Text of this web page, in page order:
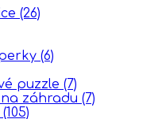
(26)
(6)
puzzle (7)
záhradu (7)
(105)